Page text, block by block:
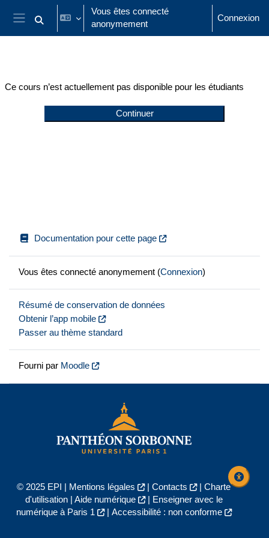
Passer au contenu principal
Panneau latéral
Activer/désactiver la saisie de recherche
Vous êtes connecté
anonymement
Connexion
Ce cours n’est actuellement pas disponible pour les étudiants
Continuer
Documentation pour cette page
Vous êtes connecté anonymement (Connexion)
Résumé de conservation de données
Obtenir l’app mobile
Passer au thème standard
Fourni par Moodle
© 2025 EPI | Mentions légales | Contacts | Charte
d'utilisation| Aide numérique |
Enseigner avec le
numérique à Paris 1
| Accessibilité : non conforme